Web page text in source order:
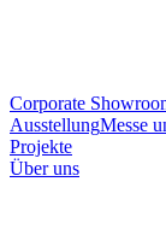
Corporate
AusstellungMesse
Projekte
Über uns